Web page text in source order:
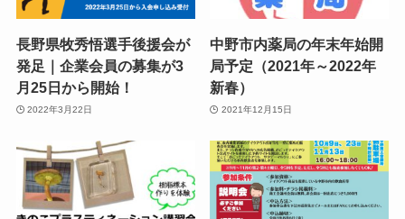
長野県牧秀悟選手後援会が
発足｜企業会員の募集が3
月25日から開始！
2022年3月22日
中野市内薬局の年末年始開
局予定（2021年～2022年
新春）
2021年12月15日